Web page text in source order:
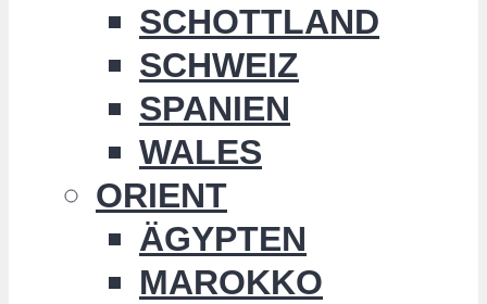
SCHOTTLAND
SCHWEIZ
SPANIEN
WALES
ORIENT
ÄGYPTEN
MAROKKO